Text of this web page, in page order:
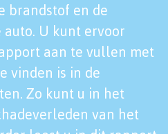
brandstof en de
U kunt ervoor
aan te vullen met
vinden is in de
Zo kunt u in het
van het